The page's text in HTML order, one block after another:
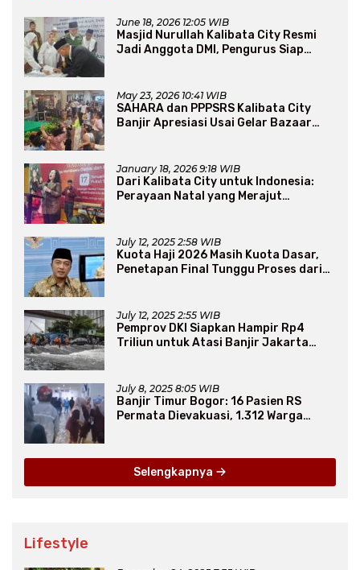
June 18, 2026 12:05 WIB
Masjid Nurullah Kalibata City Resmi
Jadi Anggota DMI, Pengurus Siap
May 23, 2026 10:41 WIB
SAHARA dan PPPSRS Kalibata City
Banjir Apresiasi Usai Gelar Bazaar
January 18, 2026 9:18 WIB
Dari Kalibata City untuk Indonesia:
Perayaan Natal yang Merajut
July 12, 2025 2:58 WIB
Kuota Haji 2026 Masih Kuota Dasar,
Penetapan Final Tunggu Proses dari
July 12, 2025 2:55 WIB
Pemprov DKI Siapkan Hampir Rp4
Triliun untuk Atasi Banjir Jakarta
July 8, 2025 8:05 WIB
Banjir Timur Bogor: 16 Pasien RS
Permata Dievakuasi, 1.312 Warga
Selengkapnya
Lifestyle